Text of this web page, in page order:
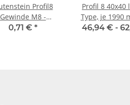
Profil8
Gewinde M8 -
mit
0,71 € *
Profil 8 40x40
Type, je 1990
mm
46,94 € -